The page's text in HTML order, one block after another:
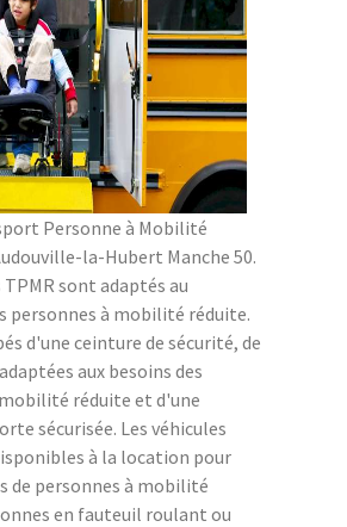
Personne à Mobilité
la-Hubert Manche 50.
TPMR sont adaptés au
personnes à mobilité réduite.
d'une ceinture de sécurité, de
aux besoins des
réduite et d'une
sécurisée. Les véhicules
à la location pour
de personnes à mobilité
en fauteuil roulant ou